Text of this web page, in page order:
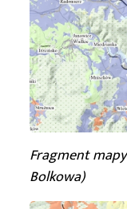
Fragment
Bolkowa)